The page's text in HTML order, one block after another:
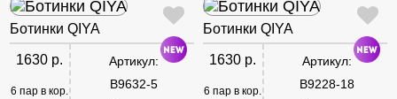
Ботинки QIYA
1630 р.
6 пар в кор.
Артикул:
B9632-5
Ботинки QIYA
1630 р.
6 пар в кор.
Артикул:
B9228-18